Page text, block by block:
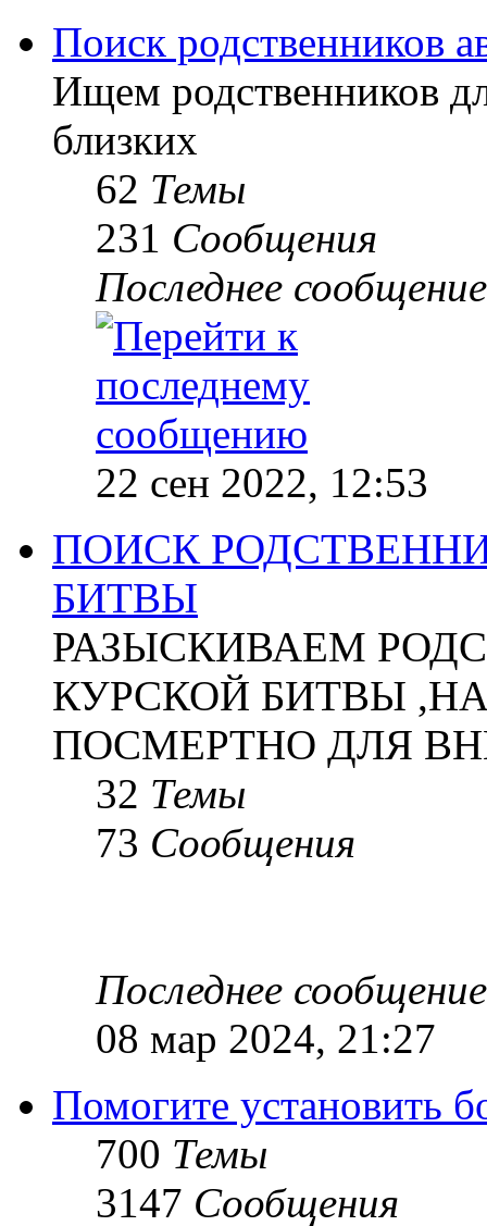
Поиск родственников
Ищем родственников
близких
62 Темы
231 Сообщения
Последнее сообщение
22 сен 2022, 12:53
ПОИСК
БИТВЫ
РАЗЫСКИВАЕМ
КУРСКОЙ БИТВЫ
ПОСМЕРТНО ДЛЯ
32 Темы
73 Сообщения
Последнее сообщение
08 мар 2024, 21:27
Помогите установить
700 Темы
3147 Сообщения